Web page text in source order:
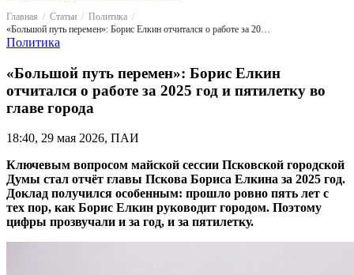
Главная Статьи
Политика
«Большой путь перемен»: Борис Елкин отчитался о работе за 2025 год и пятилетку во главе города
Политика
«Большой путь перемен»: Борис Елкин
отчитался о работе за 2025 год и пятилетку во
главе города
18:40, 29 мая 2026, ПАИ
Ключевым вопросом майской сессии Псковской городской
Думы стал отчёт главы Пскова Бориса Елкина за 2025 год.
Доклад получился особенным: прошло ровно пять лет с
тех пор, как Борис Елкин руководит городом. Поэтому
цифры прозвучали и за год, и за пятилетку.